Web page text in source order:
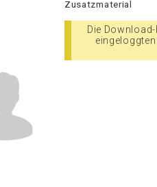
Zusatzmaterial
Die